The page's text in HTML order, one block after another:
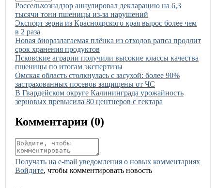
Иллюстрация новости
Россельхознадзор аннулировал декларацию на 6,3
тысячи тонн пшеницы из-за нарушений
Иллюстрация новости
Экспорт зерна из Красноярского края вырос более чем
в 2 раза
Иллюстрация новости
Новая биоразлагаемая плёнка из отходов рапса продлит
срок хранения продуктов
Иллюстрация новости
Псковские аграрии получили высокие классы качества
пшеницы по итогам экспертизы
Иллюстрация новости
Омская область столкнулась с засухой: более 90%
застрахованных посевов защищены от ЧС
Иллюстрация новости
В Гвардейском округе Калининграда урожайность
зерновых превысила 80 центнеров с гектара
Комментарии (0)
Получать на e‑mail уведомления о новых комментариях
Войдите, чтобы комментировать новость